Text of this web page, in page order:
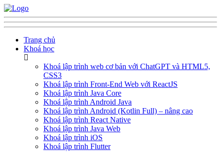
Trang chủ
Khoá học
Khoá lập trình web cơ bản với ChatGPT và HTML5,
CSS3
Khoá lập trình Front-End Web với ReactJS
Khoá lập trình Java Core
Khoá lập trình Android Java
Khoá lập trình Android (Kotlin Full) – nâng cao
Khoá lập trình React Native
Khoá lập trình Java Web
Khoá lập trình iOS
Khoá lập trình Flutter